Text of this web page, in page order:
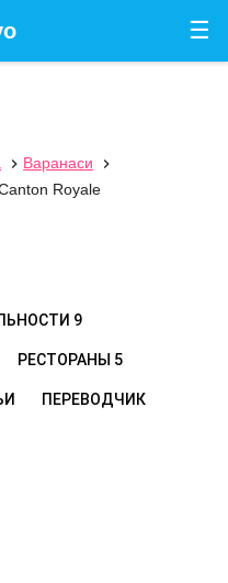
☰
 Варанаси

Royale
9
РЕСТОРАНЫ 5
ПЕРЕВОДЧИК